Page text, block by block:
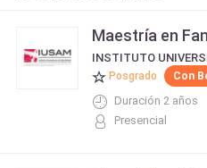
Maestría en
Posgrado Con
Duración 2 años
Presencial